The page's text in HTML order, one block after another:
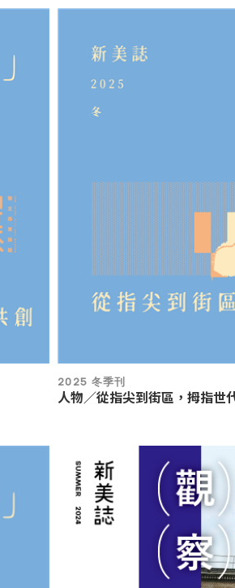
2025 冬季刊
人物／從指尖到街區，拇指